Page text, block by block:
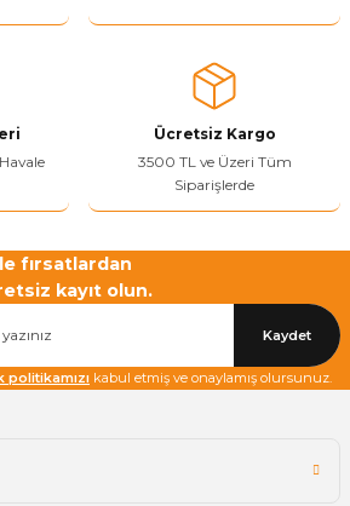
Ücretsiz Kargo
3500 TL ve Üzeri Tüm
Siparişlerde
fırsatlardan
kayıt olun.
Kaydet
politikamızı kabul etmiş ve onaylamış olursunuz.